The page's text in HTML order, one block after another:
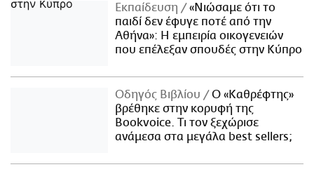
Εκπαίδευση
«Νιώσαμε ότι το
παιδί δεν έφυγε ποτέ από την
Αθήνα»: Η εμπειρία οικογενειών
που επέλεξαν σπουδές στην Κύπρο
Οδηγός Βιβλίου
Ο «Καθρέφτης»
βρέθηκε στην κορυφή της
Bookvoice. Τι τον ξεχώρισε
ανάμεσα στα μεγάλα best sellers;